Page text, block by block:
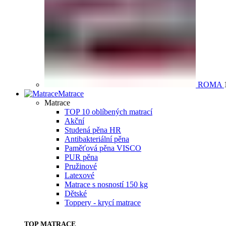
ROMA
Matrace
Matrace
TOP 10 oblíbených matrací
Akční
Studená pěna HR
Antibakteriální pěna
Paměťová pěna VISCO
PUR pěna
Pružinové
Latexové
Matrace s nosností 150 kg
Dětské
Toppery - krycí matrace
TOP MATRACE